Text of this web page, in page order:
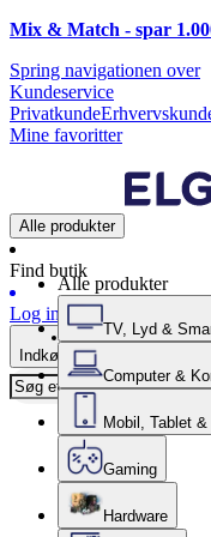
Mix & Match - spar
Spring navigationen over
Kundeservice
Privatkunde
Mine favoritter
Alle produkter
Find butik
Log ind
Indkøbskurv
Alle produkter
TV, Lyd &
Computer &
Mobil, Tablet
Gaming
Hardware